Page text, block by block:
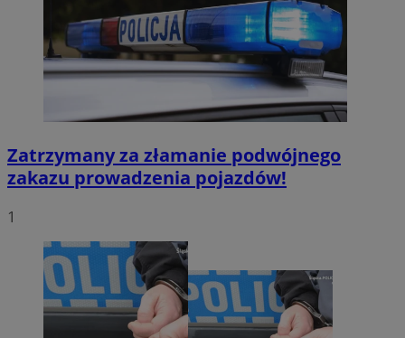
Zatrzymany za złamanie podwójnego
zakazu prowadzenia pojazdów!
1